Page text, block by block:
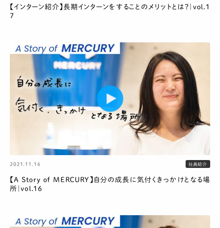
【インターン紹介】長期インターンをすることのメリットとは？｜vol.1
7
2021.11.16 社員紹介
【A Story of MERCURY】自分の成長に気付くきっかけとなる場
所｜vol.16